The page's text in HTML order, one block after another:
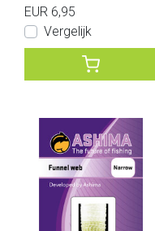
EUR 6,95
Vergelijk